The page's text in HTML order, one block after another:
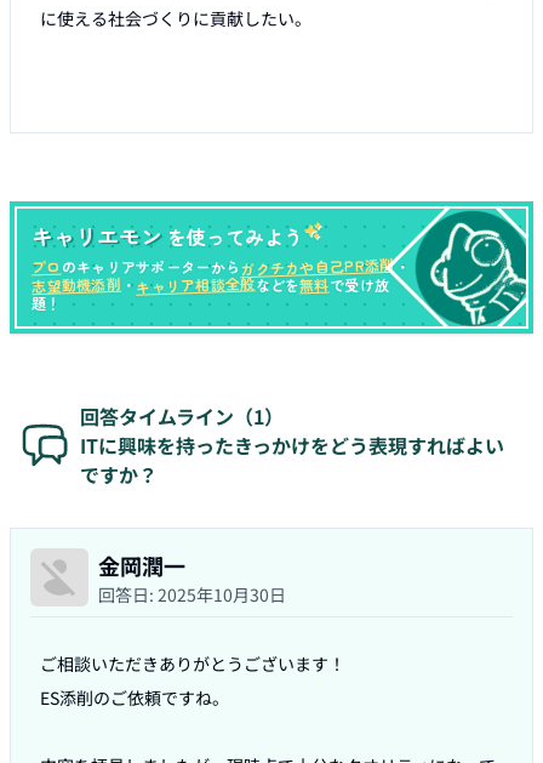
に使える社会づくりに貢献したい。
キャリエモン を使ってみよう
プロ のキャリアサポーターからガクチカや自己PR添削・
志望動機添削 ・キャリア相談全般などを無料で受け放
題！
回答タイムライン（1）
ITに興味を持ったきっかけをどう表現すればよい
ですか？
金岡潤一
回答日: 2025年10月30日
ご相談いただきありがとうございます！
ES添削のご依頼ですね。